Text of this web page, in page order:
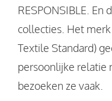
RESPONSIBLE. En
collecties. Het
Textile Standard)
persoonlijke relatie
bezoeken ze vaak.